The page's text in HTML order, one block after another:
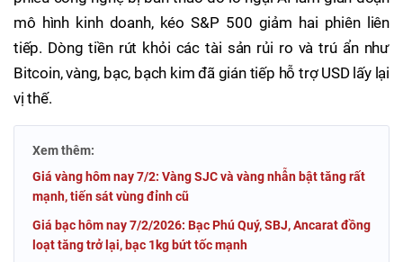
mô hình kinh doanh, kéo S&P 500 giảm hai phiên liên
tiếp. Dòng tiền rút khỏi các tài sản rủi ro và trú ẩn như
Bitcoin, vàng, bạc, bạch kim đã gián tiếp hỗ trợ USD lấy lại
vị thế.
Xem thêm:
Giá vàng hôm nay 7/2: Vàng SJC và vàng nhẫn bật tăng rất
mạnh, tiến sát vùng đỉnh cũ
Giá bạc hôm nay 7/2/2026: Bạc Phú Quý, SBJ, Ancarat đồng
loạt tăng trở lại, bạc 1kg bứt tốc mạnh